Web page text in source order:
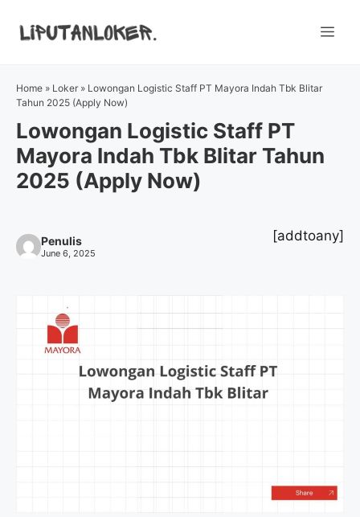
Home » Loker » Lowongan Logistic Staff PT Mayora Indah Tbk Blitar
Tahun 2025 (Apply Now)
Lowongan Logistic Staff PT
Mayora Indah Tbk Blitar Tahun
2025 (Apply Now)
Penulis
June 6, 2025
[addtoany]